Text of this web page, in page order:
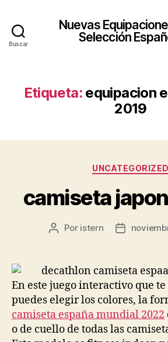
Buscar
Nuevas
Selección
Etiqueta: equipacion
2019
UNCATEGORIZED
camiseta
Autor
entrada
Por istern
Fecha
entrada
En este juego interactivo que
puedes elegir los colores, la
camiseta españa mundial 2022
o de cuello de todas las